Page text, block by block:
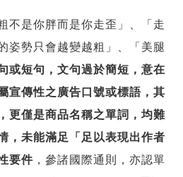
不是你胖而是你走歪」、「走
姿勢只會越變越粗」、「美腿
或短句，文句過於簡短，意在
宣傳性之廣告口號或標語，其
更僅是商品名稱之單詞，均難
，未能滿足「足以表現出作者
要件 ，參諸國際通則，亦認單